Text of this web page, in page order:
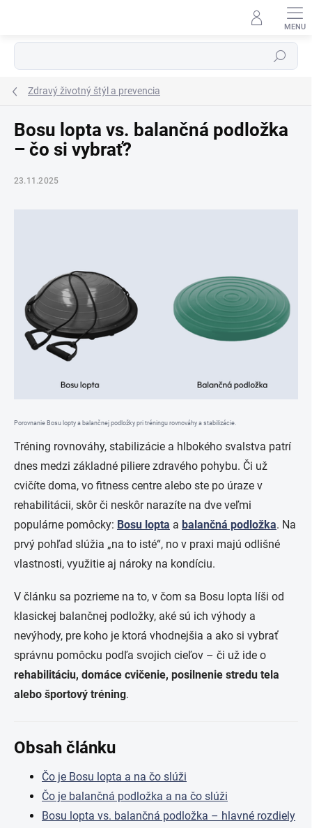
Hľadať
Zdravý životný štýl a prevencia
Bosu lopta vs. balančná podložka
– čo si vybrať?
23.11.2025
Porovnanie Bosu lopty a balančnej podložky pri tréningu rovnováhy a stabilizácie.
Tréning rovnováhy, stabilizácie a hlbokého svalstva patrí
dnes medzi základné piliere zdravého pohybu. Či už
cvičíte doma, vo fitness centre alebo ste po úraze v
rehabilitácii, skôr či neskôr narazíte na dve veľmi
populárne pomôcky: Bosu lopta a balančná podložka. Na
prvý pohľad slúžia „na to isté“, no v praxi majú odlišné
vlastnosti, využitie aj nároky na kondíciu.
V článku sa pozrieme na to, v čom sa Bosu lopta líši od
klasickej balančnej podložky, aké sú ich výhody a
nevýhody, pre koho je ktorá vhodnejšia a ako si vybrať
správnu pomôcku podľa svojich cieľov – či už ide o
rehabilitáciu, domáce cvičenie, posilnenie stredu tela
alebo športový tréning.
Obsah článku
Čo je Bosu lopta a na čo slúži
Čo je balančná podložka a na čo slúži
Bosu lopta vs. balančná podložka – hlavné rozdiely